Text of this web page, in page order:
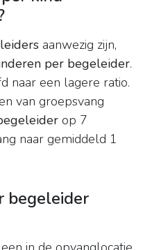
aanwezig zijn,
per begeleider.
naar een lagere ratio.
van groepsvang
op 7
naar gemiddeld 1
begeleider